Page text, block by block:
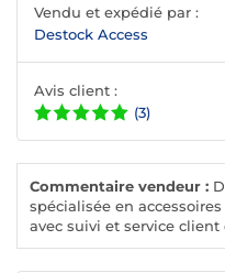
Vendu et expédié par :
Destock Access
Avis client :
(3)
Commentaire vendeur :
spécialisée en
avec suivi et service